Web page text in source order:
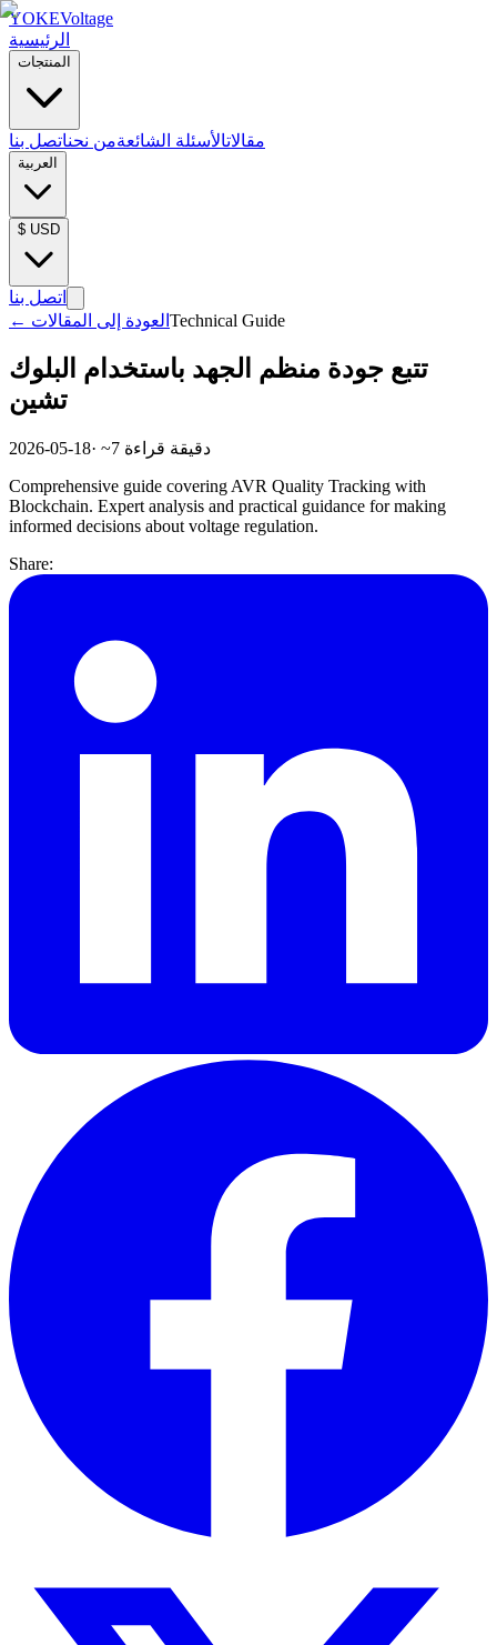
YOKEVoltage
الرئيسية
المنتجات
مقالاتالأسئلة الشائعةمن نحناتصل بنا
العربية
$ USD
اتصل بنا
← العودة إلى المقالات Technical Guide
تتبع جودة منظم الجهد باستخدام البلوك
تشين
2026-05-18· ~7 دقيقة قراءة
Comprehensive guide covering AVR Quality Tracking with
Blockchain. Expert analysis and practical guidance for making
informed decisions about voltage regulation.
Share: